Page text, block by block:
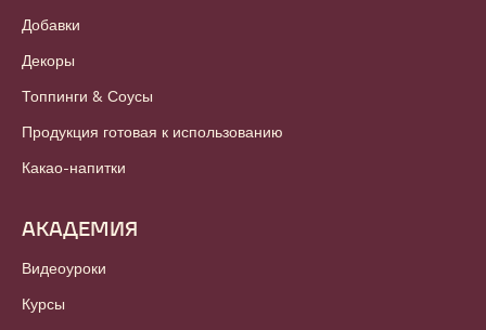
Добавки
Декоры
Топпинги & Соусы
Продукция готовая к использованию
Какао-напитки
АКАДЕМИЯ
Видеоуроки
Курсы